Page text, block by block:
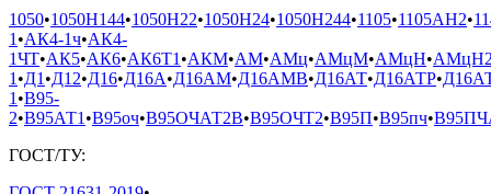
1050•1050H144•1050H22•1050H24•1050H244•1105•1105АН2•
1•АК4-1ч•АК4-
1ЧТ•АК5•АК6•АК6Т1•АКМ•АМ•АМц•АМцМ•АМцН•
1•Д1•Д12•Д16•Д16А•Д16АМ•Д16АМВ•Д16АТ•Д16АТР•
1•В95-
2•В95АТ1•В95оч•В95ОЧАТ2В•В95ОЧТ2•В95П•В95пч•
ГОСТ/ТУ: